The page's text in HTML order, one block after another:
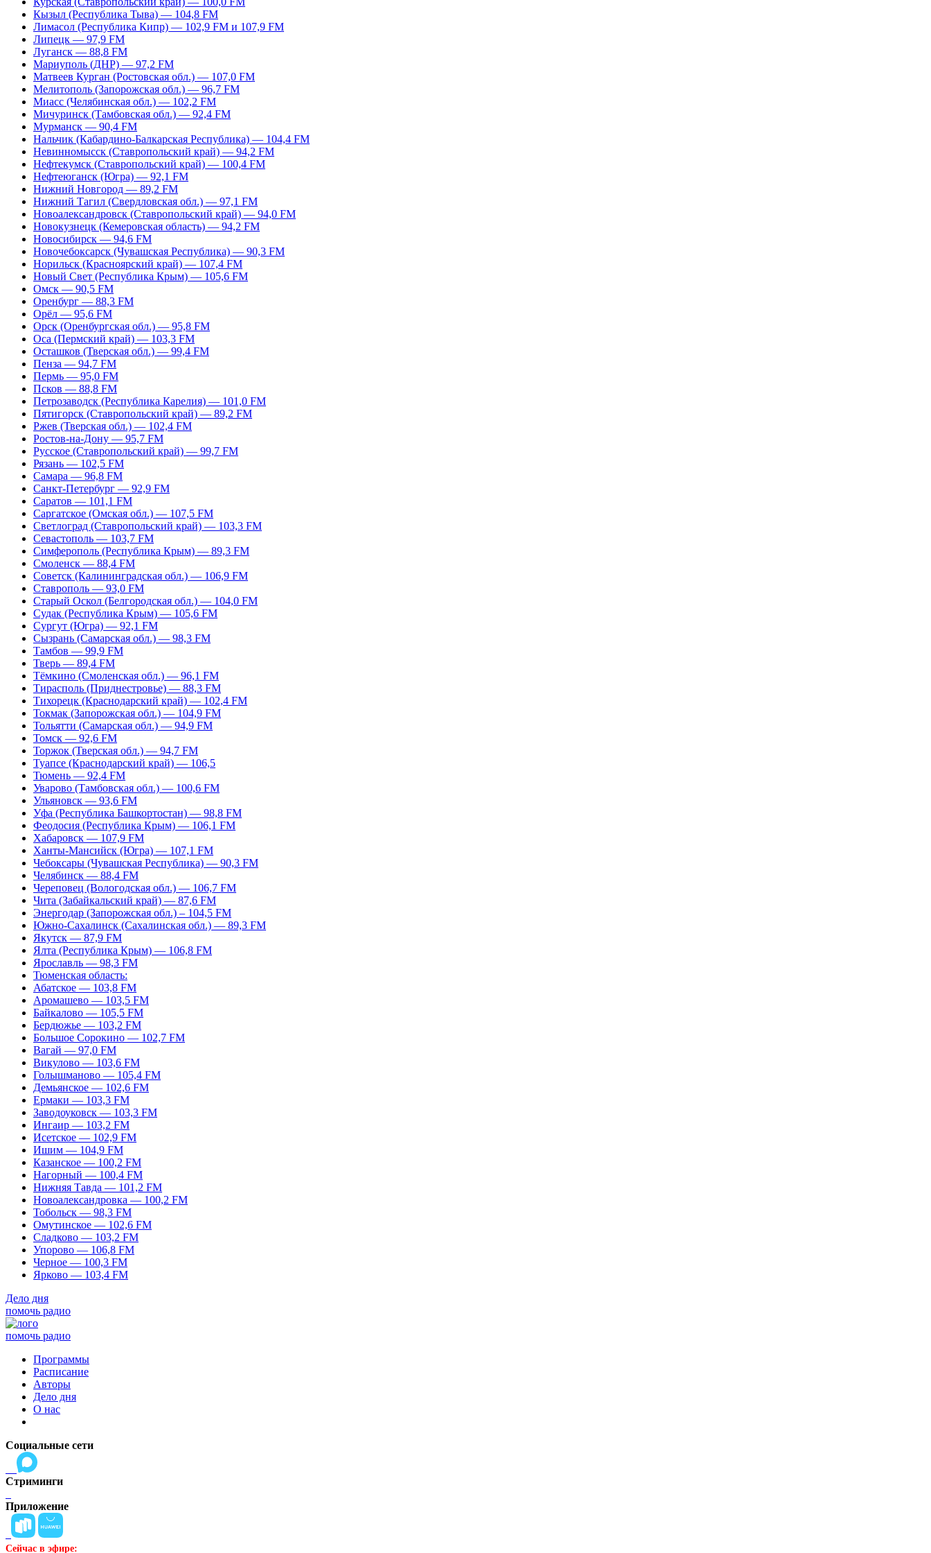
Кызыл (Республика Тыва) — 104,8 FM
Лимасол (Республика Кипр) — 102,9 FM и 107,9 FM
Липецк — 97,9 FM
Луганск — 88,8 FM
Мариуполь (ДНР) — 97,2 FM
Матвеев Курган (Ростовская обл.) — 107,0 FM
Мелитополь (Запорожская обл.) — 96,7 FM
Миасс (Челябинская обл.) — 102,2 FM
Мичуринск (Тамбовская обл.) — 92,4 FM
Мурманск — 90,4 FM
Нальчик (Кабардино-Балкарская Республика) — 104,4 FM
Невинномысск (Ставропольский край) — 94,2 FM
Нефтекумск (Ставропольский край) — 100,4 FM
Нефтеюганск (Югра) — 92,1 FM
Нижний Новгород — 89,2 FM
Нижний Тагил (Свердловская обл.) — 97,1 FM
Новоалександровск (Ставропольский край) — 94,0 FM
Новокузнецк (Кемеровская область) — 94,2 FM
Новосибирск — 94,6 FM
Новочебоксарск (Чувашская Республика) — 90,3 FM
Норильск (Красноярский край) — 107,4 FM
Новый Свет (Республика Крым) — 105,6 FM
Омск — 90,5 FM
Оренбург — 88,3 FM
Орёл — 95,6 FM
Орск (Оренбургская обл.) — 95,8 FM
Оса (Пермский край) — 103,3 FM
Осташков (Тверская обл.) — 99,4 FM
Пенза — 94,7 FM
Пермь — 95,0 FM
Псков — 88,8 FM
Петрозаводск (Республика Карелия) — 101,0 FM
Пятигорск (Ставропольский край) — 89,2 FM
Ржев (Тверская обл.) — 102,4 FM
Ростов-на-Дону — 95,7 FM
Русское (Ставропольский край) — 99,7 FM
Рязань — 102,5 FM
Самара — 96,8 FM
Санкт-Петербург — 92,9 FM
Саратов — 101,1 FM
Саргатское (Омская обл.) — 107,5 FM
Светлоград (Ставропольский край) — 103,3 FM
Севастополь — 103,7 FM
Симферополь (Республика Крым) — 89,3 FM
Смоленск — 88,4 FM
Советск (Калининградская обл.) — 106,9 FM
Ставрополь — 93,0 FM
Старый Оскол (Белгородская обл.) — 104,0 FM
Судак (Республика Крым) — 105,6 FM
Сургут (Югра) — 92,1 FM
Сызрань (Самарская обл.) — 98,3 FM
Тамбов — 99,9 FM
Тверь — 89,4 FM
Тёмкино (Смоленская обл.) — 96,1 FM
Тирасполь (Приднестровье) — 88,3 FM
Тихорецк (Краснодарский край) — 102,4 FM
Токмак (Запорожская обл.) — 104,9 FM
Тольятти (Самарская обл.) — 94,9 FM
Томск — 92,6 FM
Торжок (Тверская обл.) — 94,7 FM
Туапсе (Краснодарский край) — 106,5
Тюмень — 92,4 FM
Уварово (Тамбовская обл.) — 100,6 FM
Ульяновск — 93,6 FM
Уфа (Республика Башкортостан) — 98,8 FM
Феодосия (Республика Крым) — 106,1 FM
Хабаровск — 107,9 FM
Ханты-Мансийск (Югра) — 107,1 FM
Чебоксары (Чувашская Республика) — 90,3 FM
Челябинск — 88,4 FM
Череповец (Вологодская обл.) — 106,7 FM
Чита (Забайкальский край) — 87,6 FM
Энергодар (Запорожская обл.) – 104,5 FM
Южно-Сахалинск (Сахалинская обл.) — 89,3 FM
Якутск — 87,9 FM
Ялта (Республика Крым) — 106,8 FM
Ярославль — 98,3 FM
Тюменская область:
Абатское — 103,8 FM
Аромашево — 103,5 FM
Байкалово — 105,5 FM
Бердюжье — 103,2 FM
Большое Сорокино — 102,7 FM
Вагай — 97,0 FM
Викулово — 103,6 FM
Голышманово — 105,4 FM
Демьянское — 102,6 FM
Ермаки — 103,3 FM
Заводоуковск — 103,3 FM
Ингаир — 103,2 FM
Исетское — 102,9 FM
Ишим — 104,9 FM
Казанское — 100,2 FM
Нагорный — 100,4 FM
Нижняя Тавда — 101,2 FM
Новоалександровка — 100,2 FM
Тобольск — 98,3 FM
Омутинское — 102,6 FM
Сладково — 103,2 FM
Упорово — 106,8 FM
Черное — 100,3 FM
Ярково — 103,4 FM
Дело дня
помочь радио
помочь радио
Программы
Расписание
Авторы
Дело дня
О нас
Социальные сети
Стриминги
Приложение
Сейчас в эфире: